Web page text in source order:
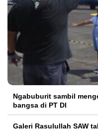
Ngabuburit sambil
bangsa di PT DI
Galeri Rasulullah SAW